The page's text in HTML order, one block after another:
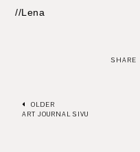
//Lena
SHARE
OLDER
ART JOURNAL SIVU